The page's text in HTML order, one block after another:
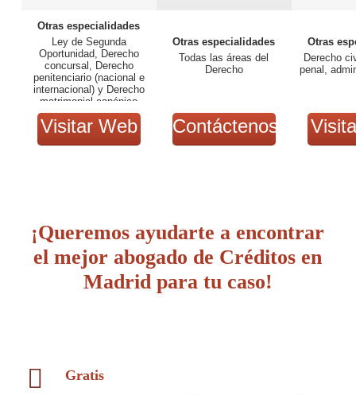
Otras especialidades
Ley de Segunda
Oportunidad, Derecho
concursal, Derecho
penitenciario (nacional e
internacional) y Derecho
matrimonial canónico
Visitar Web
Otras especialidades
Todas las áreas del
Derecho
Contáctenos
Otras
Derecho
penal,
¡Queremos ayudarte a encontrar
el mejor abogado de Créditos en
Madrid para tu caso!
Gratis